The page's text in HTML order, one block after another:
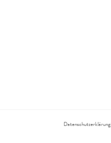
Datenschutzerklärung